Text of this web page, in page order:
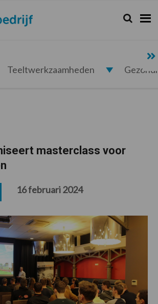
Zoeken...
Zoek
Teeltwerkzaamheden
masterclass voor
16 februari 2024